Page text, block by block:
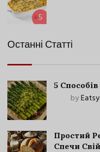
5
Останні Статті
5
byEatsy
Простий
Спечи